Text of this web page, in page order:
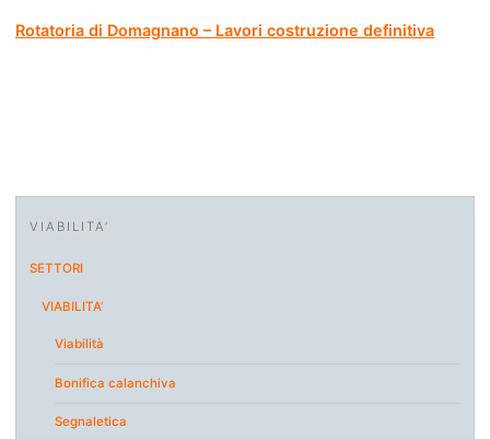
Rotatoria di Domagnano – Lavori costruzione definitiva
VIABILITA’
SETTORI
VIABILITA’
Viabilità
Bonifica calanchiva
Segnaletica